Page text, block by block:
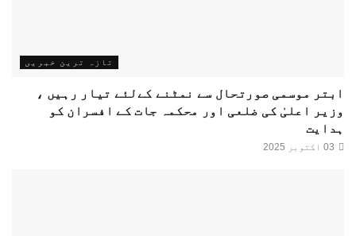
تازہ ترین خبریں
ابتر موسمی صورتحال سے نمٹنے کےلئے تیار رہیں ،
وزیر اعلیٰ کی ضلعی اور محکمہ جات کے افسران کو
ہدایت